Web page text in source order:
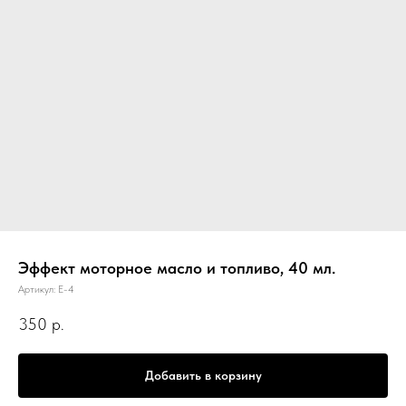
Эффект моторное масло и топливо, 40 мл.
Артикул: E-4
350 р.
Добавить в корзину